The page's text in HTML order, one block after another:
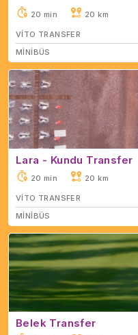
20 min 20 km
VİTO TRANSFER
MİNİBÜS
Lara - Kundu Transfer
20 min 20 km
VİTO TRANSFER
MİNİBÜS
Belek Transfer